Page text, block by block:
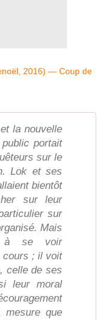
la nouvelle
portait
sur le
Lok et ses
bientôt
sur leur
sur
Mais
à se voir
cours ; il voit
celle de ses
leur moral
mesure que